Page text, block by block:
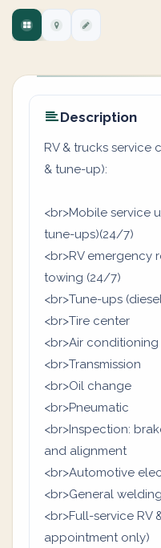
Description
RV & trucks service
& tune-up):
<br>Mobile service
tune-ups)(24/7)
<br>RV emergency
towing (24/7)
<br>Tune-ups
<br>Tire center
<br>Air conditioning
<br>Transmission
<br>Oil change
<br>Pneumatic
<br>Inspection:
and alignment
<br>Automotive
<br>General welding
<br>Full-service RV
appointment only)